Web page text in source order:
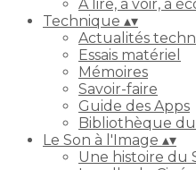
A lire, à voir, à
Technique ▴▾
Actualités
Essais matériel
Mémoires
Savoir-faire
Guide des Apps
Bibliothèque du
Le Son à l'Image ▴▾
Une histoire du